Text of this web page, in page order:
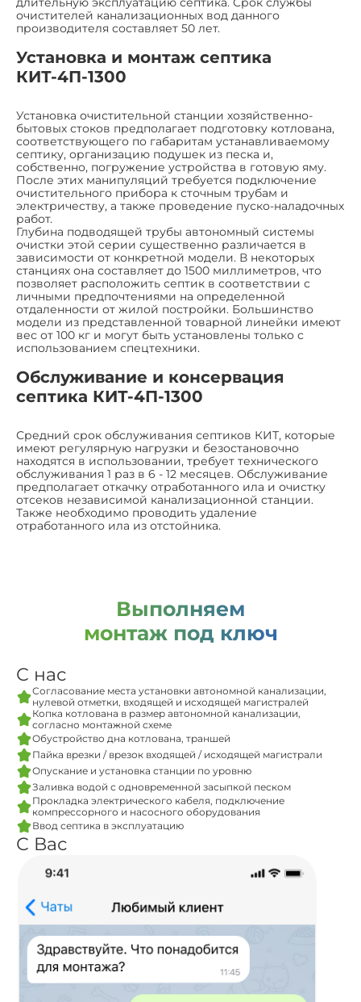
очистителей канализационных вод данного
производителя составляет 50 лет.
Установка и монтаж септика
КИТ-4П-1300
Установка очистительной станции хозяйственно-
бытовых стоков предполагает подготовку котлована,
соответствующего по габаритам устанавливаемому
септику, организацию подушек из песка и,
собственно, погружение устройства в готовую яму.
После этих манипуляций требуется подключение
очистительного прибора к сточным трубам и
электричеству, а также проведение пуско-наладочных
работ.
Глубина подводящей трубы автономный системы
очистки этой серии существенно различается в
зависимости от конкретной модели. В некоторых
станциях она составляет до 1500 миллиметров, что
позволяет расположить септик в соответствии с
личными предпочтениями на определенной
отдаленности от жилой постройки. Большинство
модели из представленной товарной линейки имеют
вес от 100 кг и могут быть установлены только с
использованием спецтехники.
Обслуживание и консервация
септика КИТ-4П-1300
Средний срок обслуживания септиков КИТ, которые
имеют регулярную нагрузки и безостановочно
находятся в использовании, требует технического
обслуживания 1 раз в 6 - 12 месяцев. Обслуживание
предполагает откачку отработанного ила и очистку
отсеков независимой канализационной станции.
Также необходимо проводить удаление
отработанного ила из отстойника.
Выполняем
монтаж под ключ
С нас
Согласование места установки автономной канализации,
нулевой отметки, входящей и исходящей магистралей
Копка котлована в размер автономной канализации,
согласно монтажной схеме
Обустройство дна котлована, траншей
Пайка врезки / врезок входящей / исходящей магистрали
Опускание и установка станции по уровню
Заливка водой с одновременной засыпкой песком
Прокладка электрического кабеля, подключение
компрессорного и насосного оборудования
Ввод септика в эксплуатацию
С Вас